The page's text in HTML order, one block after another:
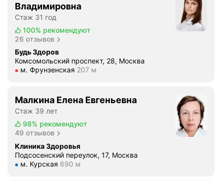
Владимировна
Стаж 31 год
100% рекомендуют
26 отзывов
Будь Здоров
Комсомольский проспект, 28, Москва
Метро м. Фрунзенская Расстояние 207 м
м. Фрунзенская 207 м
Малкина Елена Евгеньевна
Стаж 39 лет
98% рекомендуют
49 отзывов
Клиника Здоровья
Подсосенский переулок, 17, Москва
Метро м. Курская Расстояние 690 м
м. Курская 690 м